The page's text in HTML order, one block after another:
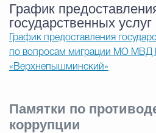
График
государственных услуг
График предоставления
по вопросам миграции МО МВД
«Верхнепышминский»
Памятки по
коррупции